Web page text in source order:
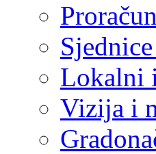
Lokalni
Vizija i